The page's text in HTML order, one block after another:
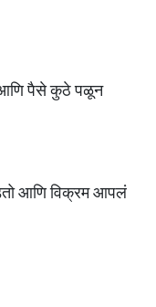
पैसे कुठे पळून
आणि विक्रम आपलं